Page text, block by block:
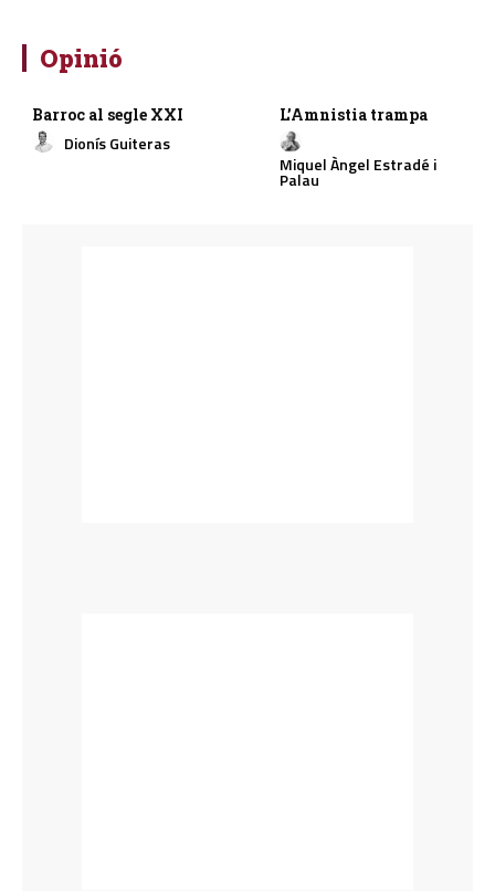
Opinió
Barroc al segle XXI
Dionís Guiteras
L’Amnistia trampa
Miquel Àngel Estradé i
Palau